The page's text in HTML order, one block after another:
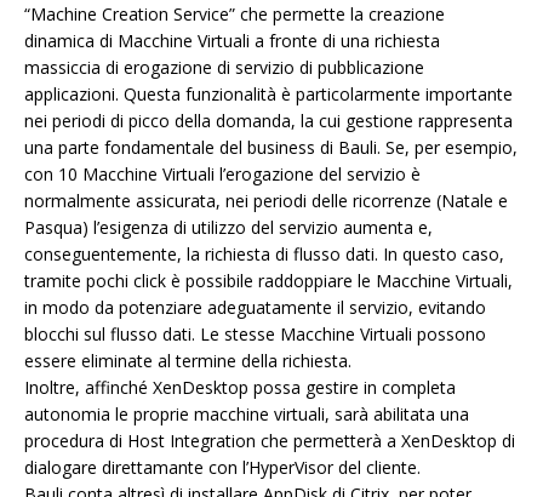
“Machine Creation Service” che permette la creazione
dinamica di Macchine Virtuali a fronte di una richiesta
massiccia di erogazione di servizio di pubblicazione
applicazioni. Questa funzionalità è particolarmente importante
nei periodi di picco della domanda, la cui gestione rappresenta
una parte fondamentale del business di Bauli. Se, per esempio,
con 10 Macchine Virtuali l’erogazione del servizio è
normalmente assicurata, nei periodi delle ricorrenze (Natale e
Pasqua) l’esigenza di utilizzo del servizio aumenta e,
conseguentemente, la richiesta di flusso dati. In questo caso,
tramite pochi click è possibile raddoppiare le Macchine Virtuali,
in modo da potenziare adeguatamente il servizio, evitando
blocchi sul flusso dati. Le stesse Macchine Virtuali possono
essere eliminate al termine della richiesta.
Inoltre, affinché XenDesktop possa gestire in completa
autonomia le proprie macchine virtuali, sarà abilitata una
procedura di Host Integration che permetterà a XenDesktop di
dialogare direttamante con l’HyperVisor del cliente.